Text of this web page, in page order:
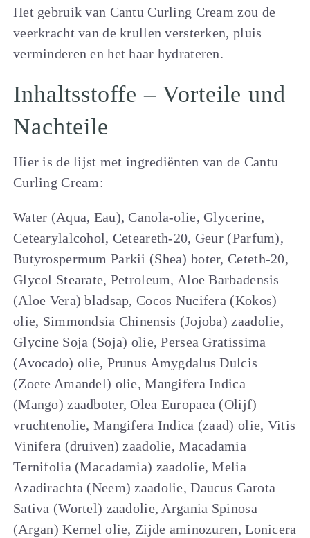
Het gebruik van Cantu Curling Cream zou de
veerkracht van de krullen versterken, pluis
verminderen en het haar hydrateren.
Inhaltsstoffe – Vorteile und
Nachteile
Hier is de lijst met ingrediënten van de Cantu
Curling Cream:
Water (Aqua, Eau), Canola-olie, Glycerine,
Cetearylalcohol, Ceteareth-20, Geur (Parfum),
Butyrospermum Parkii (Shea) boter, Ceteth-20,
Glycol Stearate, Petroleum, Aloe Barbadensis
(Aloe Vera) bladsap, Cocos Nucifera (Kokos)
olie, Simmondsia Chinensis (Jojoba) zaadolie,
Glycine Soja (Soja) olie, Persea Gratissima
(Avocado) olie, Prunus Amygdalus Dulcis
(Zoete Amandel) olie, Mangifera Indica
(Mango) zaadboter, Olea Europaea (Olijf)
vruchtenolie, Mangifera Indica (zaad) olie, Vitis
Vinifera (druiven) zaadolie, Macadamia
Ternifolia (Macadamia) zaadolie, Melia
Azadirachta (Neem) zaadolie, Daucus Carota
Sativa (Wortel) zaadolie, Argania Spinosa
(Argan) Kernel olie, Zijde aminozuren, Lonicera